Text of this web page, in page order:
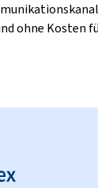
ohne Kosten